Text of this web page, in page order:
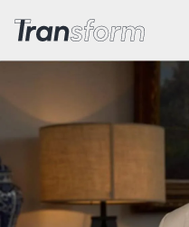
Iran transformeren